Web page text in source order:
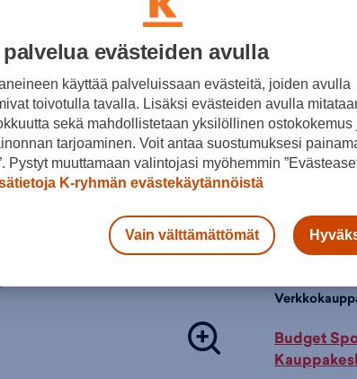
Musta
Tarkista
Budget
palvelua evästeiden avulla
käyttää palveluissaan evästeitä, joiden avulla
toivotulla tavalla. Lisäksi evästeiden avulla
sekä mahdollistetaan yksilöllinen ostokokemus
tarjoaminen. Voit antaa suostumuksesi
Pystyt muuttamaan valintojasi myöhemmin
K-ryhmän evästekäytännöistä
Vain välttämättömät